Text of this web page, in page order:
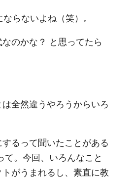
らないよね（笑）。
のかな？ と思ってたら
全然違うやろうからいろ
るって聞いたことがある
。今回、いろんなこと
がうまれるし、素直に教